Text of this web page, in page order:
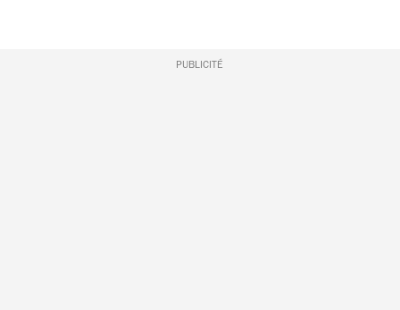
PUBLICITÉ